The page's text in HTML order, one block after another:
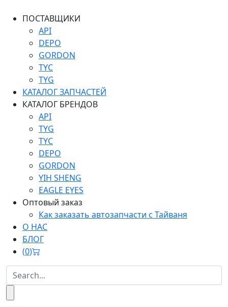
ПОСТАВЩИКИ
API
DEPO
GORDON
TYC
TYG
КАТАЛОГ ЗАПЧАСТЕЙ
КАТАЛОГ БРЕНДОВ
API
TYG
TYC
DEPO
GORDON
YIH SHENG
EAGLE EYES
Оптовый заказ
Как заказать автозапчасти с Тайваня
О НАС
БЛОГ
(0)